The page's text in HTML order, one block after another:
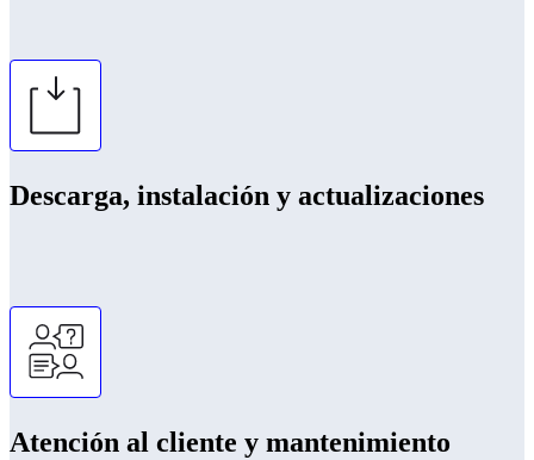
Descarga, instalación y actualizaciones
Atención al cliente y mantenimiento